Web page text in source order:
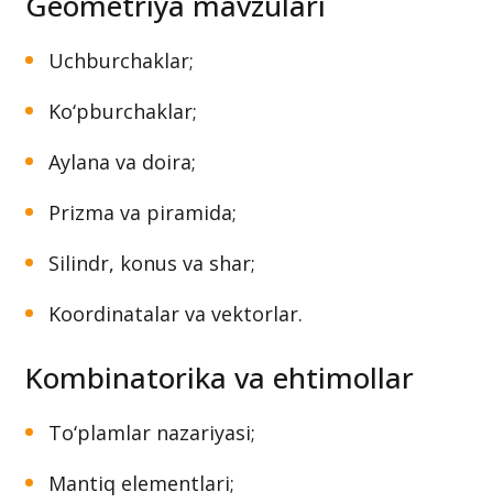
Uchburchaklar;
Ko‘pburchaklar;
Aylana va doira;
Prizma va piramida;
Silindr, konus va shar;
Koordinatalar va vektorlar.
Kombinatorika va ehtimollar
To‘plamlar nazariyasi;
Mantiq elementlari;